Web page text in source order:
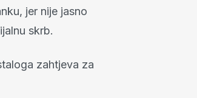
jer nije jasno
skrb.
zahtjeva za